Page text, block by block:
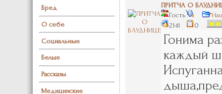
Бред
О себе
Социальные
Белые
Рассказы
Медицинские
ПРИТЧА О
Гость
2141
0
Гонима
каждый